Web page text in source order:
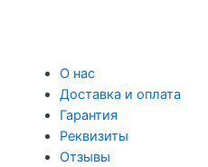
О нас
Доставка и оплата
Гарантия
Реквизиты
Отзывы